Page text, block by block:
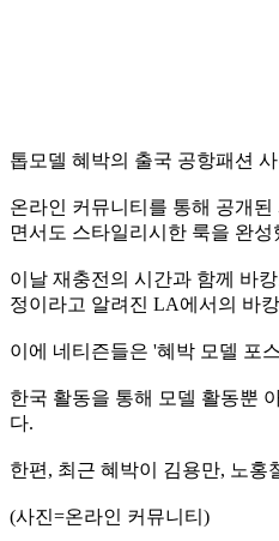
톱모델 혜박의 출국 공항패션
온라인 커뮤니티를 통해 공개
면서도 스타일리시한 룩을 완성
이날 재충전의 시간과 함께 바
정이라고 알려진 LA에서의 바
이에 네티즌들은 '혜박 모델 포
한국 활동을 통해 모델 활동뿐
다.
한편, 최근 혜박이 김용만, 노홍
(사진=온라인 커뮤니티)